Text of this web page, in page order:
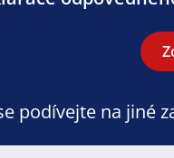
podívejte na jiné